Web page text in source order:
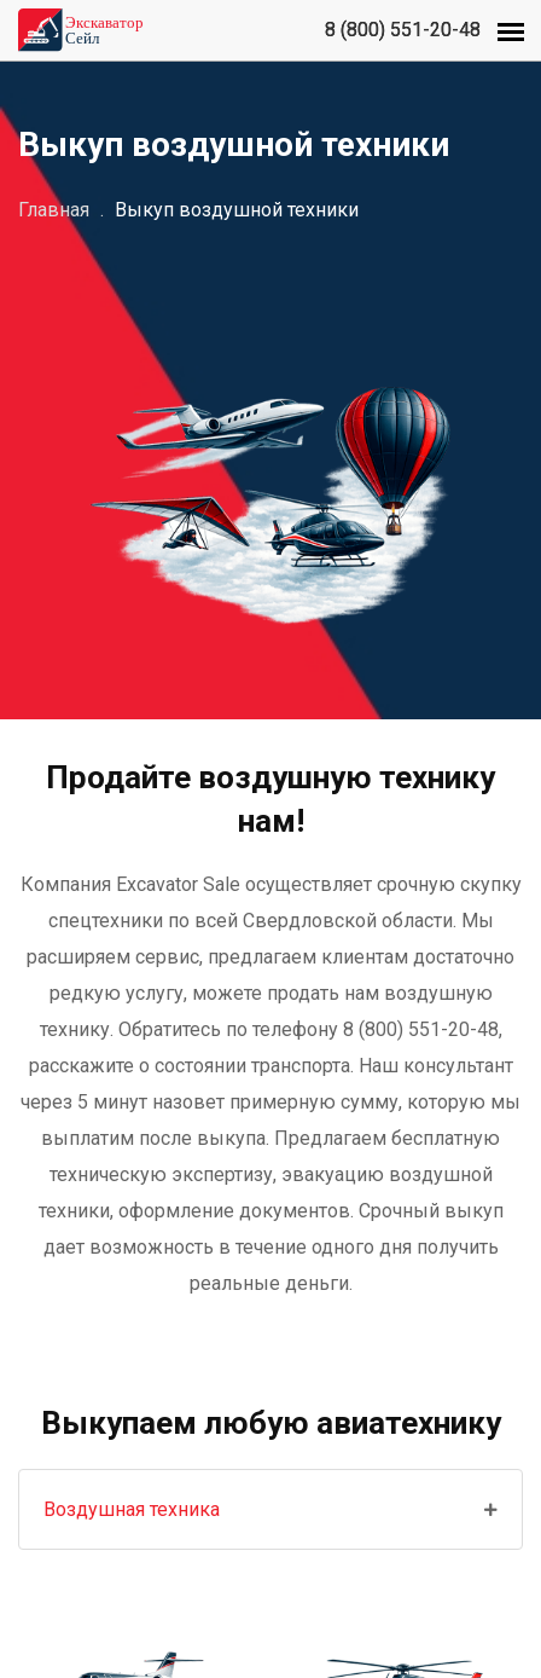
8 (800) 551-20-48
8 (800) 551-20-48
Выкуп воздушной техники
Главная . Выкуп воздушной техники
Продайте воздушную технику
нам!
Компания Excavator Sale осуществляет срочную скупку
спецтехники по всей Свердловской области. Мы
расширяем сервис, предлагаем клиентам достаточно
редкую услугу, можете продать нам воздушную
технику. Обратитесь по телефону 8 (800) 551-20-48,
расскажите о состоянии транспорта. Наш консультант
через 5 минут назовет примерную сумму, которую мы
выплатим после выкупа. Предлагаем бесплатную
техническую экспертизу, эвакуацию воздушной
техники, оформление документов. Срочный выкуп
дает возможность в течение одного дня получить
реальные деньги.
Выкупаем любую авиатехнику
Воздушная техника